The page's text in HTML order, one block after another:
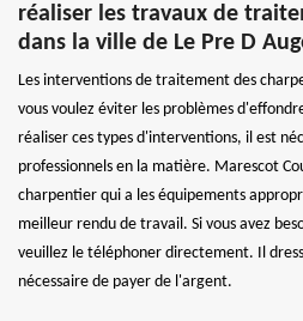
réaliser les travaux de
dans la ville de Le Pre D
Les interventions de traitement des
vous voulez éviter les problèmes
réaliser ces types d'interventions, il est
professionnels en la matière. Marescot
charpentier qui a les équipements
meilleur rendu de travail. Si vous avez
veuillez le téléphoner directement. Il
nécessaire de payer de l'argent.